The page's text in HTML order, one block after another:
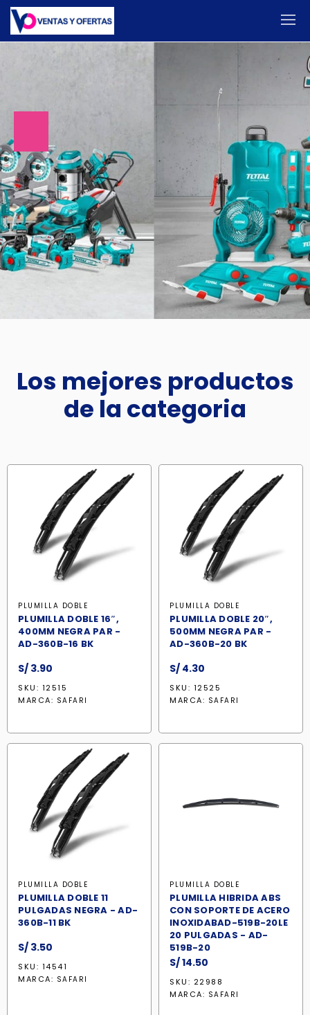
Los mejores productos
de la categoria
PLUMILLA DOBLE
PLUMILLA DOBLE 16″,
400MM NEGRA PAR -
AD-360B-16 BK
S/ 3.90
SKU: 12515
MARCA: SAFARI
PLUMILLA DOBLE
PLUMILLA DOBLE 20″,
500MM NEGRA PAR -
AD-360B-20 BK
S/ 4.30
SKU: 12525
MARCA: SAFARI
PLUMILLA DOBLE
PLUMILLA DOBLE 11
PULGADAS NEGRA - AD-
360B-11 BK
S/ 3.50
SKU: 14541
MARCA: SAFARI
PLUMILLA DOBLE
PLUMILLA HIBRIDA ABS
CON SOPORTE DE ACERO
INOXIDABAD-519B-20LE
20 PULGADAS - AD-
519B-20
S/14.50
SKU: 22988
MARCA: SAFARI